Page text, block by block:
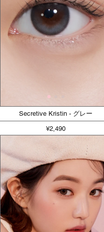
Secretive Kristin - グレー
¥2,490